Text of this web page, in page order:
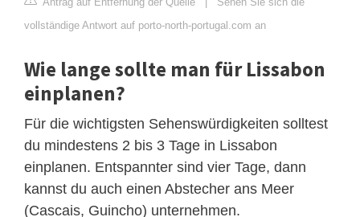
vollständige Antwort auf porto-north-portugal.com an
Wie lange sollte man für Lissabon
einplanen?
Für die wichtigsten Sehenswürdigkeiten solltest
du mindestens 2 bis 3 Tage in Lissabon
einplanen. Entspannter sind vier Tage, dann
kannst du auch einen Abstecher ans Meer
(Cascais, Guincho) unternehmen.